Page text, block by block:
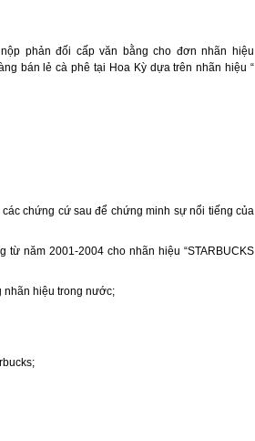
phản đối cấp văn bằng cho đơn nhãn hiệu
bán lẻ cà phê tại Hoa Kỳ dựa trên nhãn hiệu “
chứng cứ sau để chứng minh sự nổi tiếng của
năm 2001-2004 cho nhãn hiệu “STARBUCKS
hiệu trong nước;